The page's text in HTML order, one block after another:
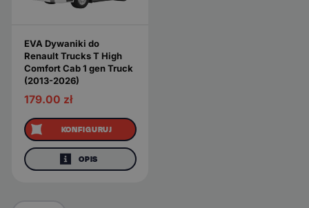
EVA Dywaniki do
Renault Trucks T High
Comfort Cab 1 gen Truck
(2013-2026)
179.00 zł
KONFIGURUJ
OPIS